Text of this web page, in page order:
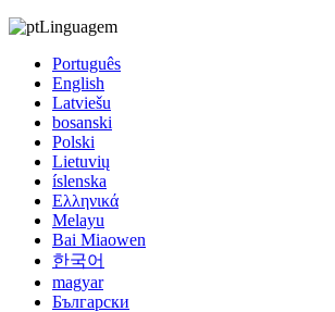
Linguagem
Português
English
Latviešu
bosanski
Polski
Lietuvių
íslenska
Ελληνικά
Melayu
Bai Miaowen
한국어
magyar
Български